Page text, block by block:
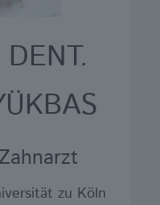
zu Köln